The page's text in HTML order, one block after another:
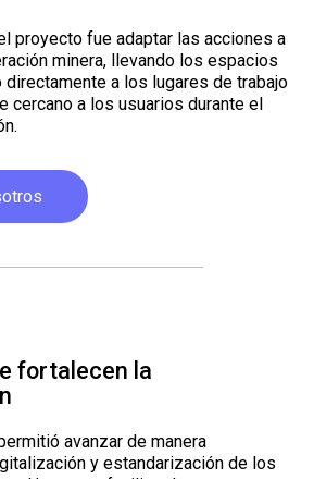
proyecto fue adaptar las acciones a
minera, llevando los espacios
directamente a los lugares de trabajo
cercano a los usuarios durante el
fortalecen la
avanzar de manera
y estandarización de los